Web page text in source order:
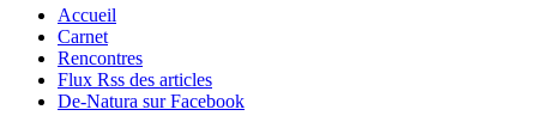
Accueil
Carnet
Rencontres
Flux Rss des articles
De-Natura sur Facebook